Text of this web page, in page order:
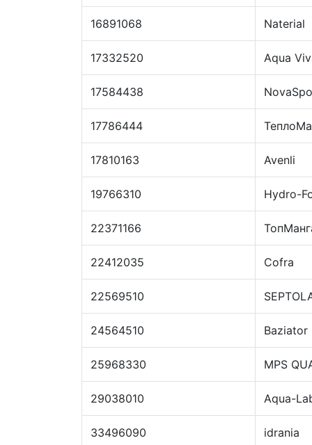
16891068 Naterial
17332520 Aqua
17584438
17786444
17810163 Avenli
19766310 Hydro-
22371166
22412035 Cofra
22569510
24564510 Baziator
25968330 MPS
29038010 Aqua-
33496090 idrania